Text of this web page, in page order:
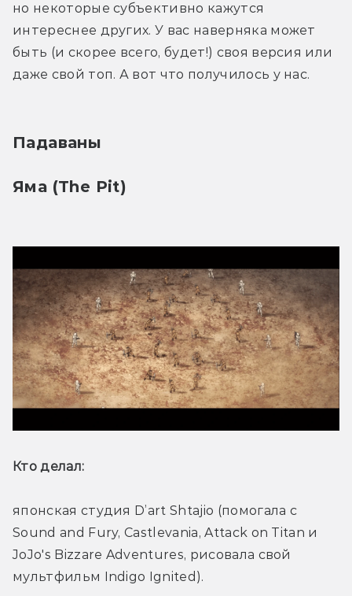
но некоторые субъективно кажутся
интереснее других. У вас наверняка может
быть (и скорее всего, будет!) своя версия или
даже свой топ. А вот что получилось у нас.
Падаваны
Яма (The Pit)
Кто делал:
японская студия D’art Shtajio (помогала с
Sound and Fury, Castlevania, Attack on Titan и
JoJo's Bizzare Adventures, рисовала свой
мультфильм Indigo Ignited).